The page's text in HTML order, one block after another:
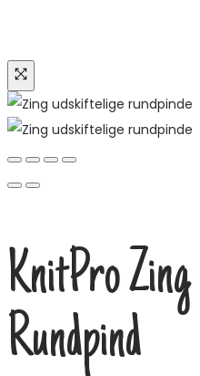
KnitPro
Rundpind